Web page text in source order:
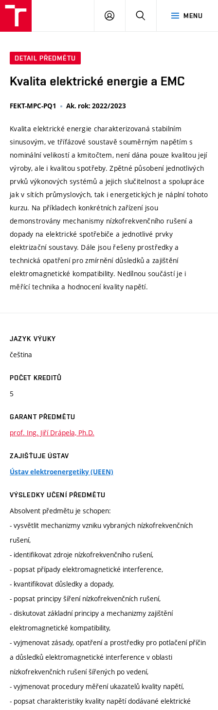
MENU
PŘIHLÁSIT
DETAIL PŘEDMĚTU
Kvalita elektrické energie a EMC
FEKT-MPC-PQ1 Ak. rok: 2022/2023
Kvalita elektrické energie charakterizovaná stabilním
sinusovým, ve třífázové soustavě souměrným napětím s
nominální velikostí a kmitočtem, není dána pouze kvalitou její
výroby, ale i kvalitou spotřeby. Zpětné působení jednotlivých
prvků výkonových systémů a jejich slučitelnost a spolupráce
jak v sítích průmyslových, tak i energetických je náplní tohoto
kurzu. Na příkladech konkrétních zařízení jsou
demonstrovány mechanismy nízkofrekvenčního rušení a
dopady na elektrické spotřebiče a jednotlivé prvky
elektrizační soustavy. Dále jsou řešeny prostředky a
technická opatření pro zmírnění důsledků a zajištění
elektromagnetické kompatibility. Nedílnou součástí je i
měřící technika a hodnocení kvality napětí.
JAZYK VÝUKY
čeština
POČET KREDITŮ
5
GARANT PŘEDMĚTU
prof. Ing. Jiří Drápela, Ph.D.
ZAJIŠŤUJE ÚSTAV
Ústav elektroenergetiky (UEEN)
VÝSLEDKY UČENÍ PŘEDMĚTU
Absolvent předmětu je schopen:
- vysvětlit mechanizmy vzniku vybraných nízkofrekvenčních
rušení,
- identifikovat zdroje nízkofrekvenčního rušení,
- popsat případy elektromagnetické interference,
- kvantifikovat důsledky a dopady,
- popsat principy šíření nízkofrekvenčních rušení,
- diskutovat základní principy a mechanizmy zajištění
elektromagnetické kompatibility,
- vyjmenovat zásady, opatření a prostředky pro potlačení příčin
a důsledků elektromagnetické interference v oblasti
nízkofrekvenčních rušení šířených po vedení,
- vyjmenovat procedury měření ukazatelů kvality napětí,
- popsat charakteristiky kvality napětí dodávané elektrické